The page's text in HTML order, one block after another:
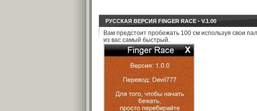
РУССКАЯ ВЕРСИЯ FINGER RACE - V.1.00
Вам предстоит пробежать 100 см используя свои
из вас самый быстрый.